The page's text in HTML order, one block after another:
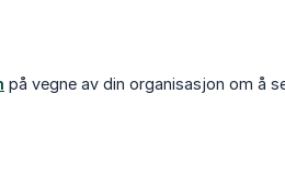
på vegne av din organisasjon om å